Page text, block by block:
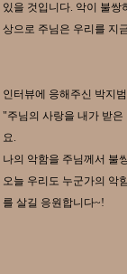
있을 것입니다. 악이 불쌍
상으로 주님은 우리를 지
인터뷰에 응해주신 박지
"주님의 사랑을 내가 받
요.
나의 악함을 주님께서 불
오늘 우리도 누군가의 악
를 살길 응원합니다~!